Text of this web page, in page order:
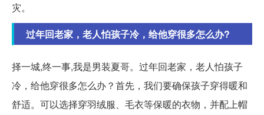
灾。
过年回老家，老人怕孩子冷，给他穿很多怎么办?
择一城,终一事,我是男装夏哥。过年回老家，老人怕孩子
冷，给他穿很多怎么办？首先，我们要确保孩子穿得暖和
舒适。可以选择穿羽绒服、毛衣等保暖的衣物，并配上帽